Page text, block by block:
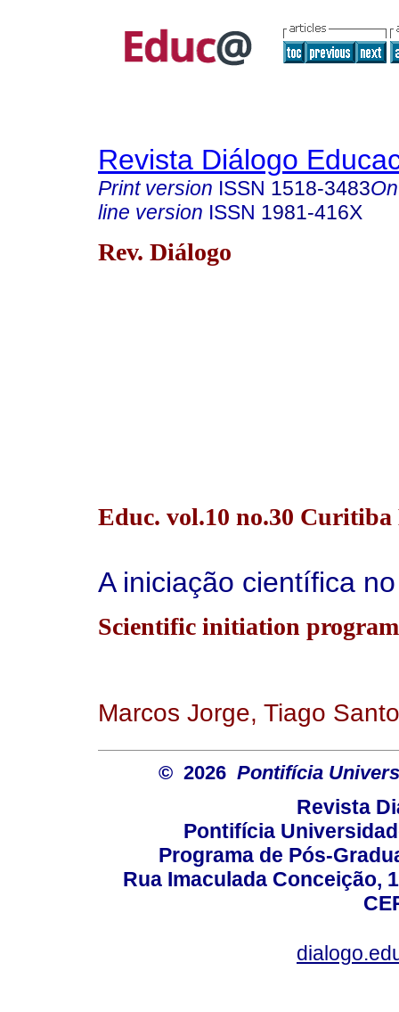
Revista Diálogo
Print version ISSN 1518-3483
line version ISSN 1981-416X
Rev. Diálogo
Educ. vol.10 no.30 Curitiba
A iniciação científica
Scientific initiation
Marcos Jorge, Tiago
© 2026 Pontifícia
Revista
Pontifícia
Programa de Pós-
Rua Imaculada Conceição,